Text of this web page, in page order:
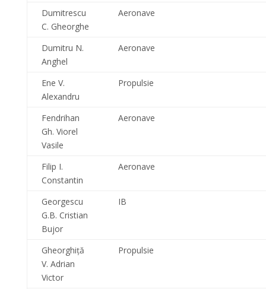
Dumitrescu
C. Gheorghe
Aeronave
Dumitru N.
Anghel
Aeronave
Ene V.
Alexandru
Propulsie
Fendrihan
Gh. Viorel
Vasile
Aeronave
Filip I.
Constantin
Aeronave
Georgescu
G.B. Cristian
Bujor
IB
Gheorghiţă
V. Adrian
Victor
Propulsie